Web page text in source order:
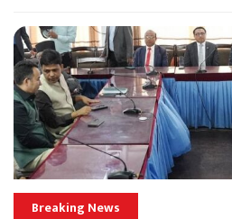
Breaking News